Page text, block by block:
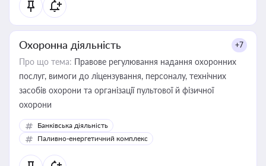
Охоронна діяльність +7
Про що тема: Правове регулювання надання охоронних
послуг, вимоги до ліцензування, персоналу, технічних
засобів охорони та організації пультової й фізичної
охорони
Банківська діяльність
Паливно-енергетичний комплекс